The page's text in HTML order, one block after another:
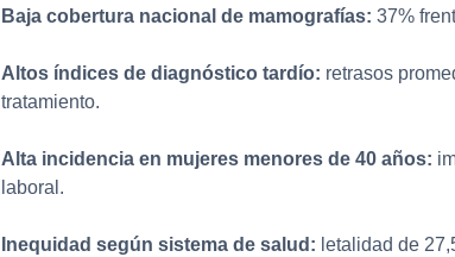
Baja cobertura nacional de mamografías: 37%
Altos índices de diagnóstico tardío: retrasos
tratamiento.
Alta incidencia en mujeres menores de 40 años:
laboral.
Inequidad según sistema de salud: letalidad de